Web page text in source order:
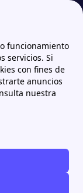
funcionamiento
servicios. Si
con fines de
anuncios
nuestra
de
regulado.